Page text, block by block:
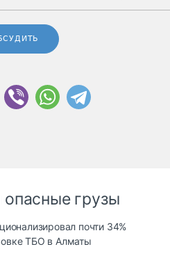
грузы
почти 34%
ТБО в Алматы